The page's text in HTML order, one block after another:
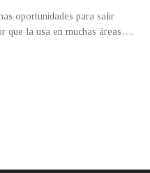
oportunidades para salir
que la usa en muchas áreas….